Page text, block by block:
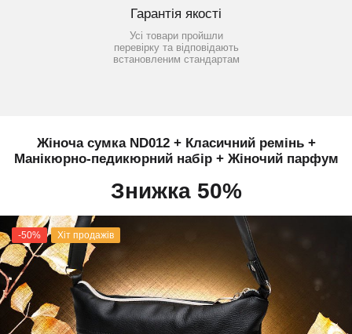
Гарантія якості
Усі товари пройшли
перевірку та відповідають
встановленим стандартам
Жіноча сумка ND012 + Класичний ремінь +
Манікюрно-педикюрний набір + Жіночий парфум
Знижка 50%
-50% Хіт продажів